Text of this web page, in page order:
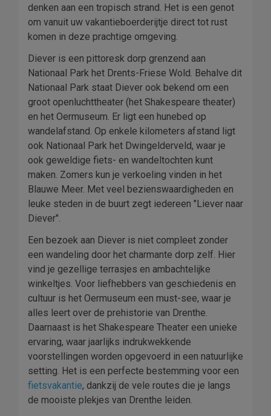
denken aan een tropisch strand. Het is een genot
om vanuit uw vakantieboerderijtje direct tot rust
komen in deze prachtige omgeving.
Diever is een pittoresk dorp grenzend aan
Nationaal Park het Drents-Friese Wold. Behalve dit
Nationaal Park staat Diever ook bekend om een
groot openluchttheater (het Shakespeare theater)
en het Oermuseum. Er ligt een hunebed op
wandelafstand. Op enkele kilometers afstand ligt
ook Nationaal Park het Dwingelderveld, waar je
ook geweldige fiets- en wandeltochten kunt
maken. Zomers kun je verkoeling vinden in het
Blauwe Meer. Met veel bezienswaardigheden en
leuke steden in de buurt zegt iedereen "Liever naar
Diever".
Een bezoek aan Diever is niet compleet zonder
een wandeling door het charmante dorp zelf. Hier
vind je gezellige terrasjes en ambachtelijke
winkeltjes. Voor liefhebbers van geschiedenis en
cultuur is het Oermuseum een must-see, waar je
alles leert over de prehistorie van Drenthe.
Daarnaast is het Shakespeare Theater een unieke
ervaring, waar jaarlijks indrukwekkende
voorstellingen worden opgevoerd in een natuurlijke
setting. Het is een perfecte bestemming voor een
fietsvakantie, dankzij de vele routes die je langs
de mooiste plekjes van Drenthe leiden.